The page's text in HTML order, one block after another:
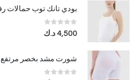
بودي تانك توب حمالات
0
out of 5
4,500د.ك
شورت مشد بخصر مرتفع